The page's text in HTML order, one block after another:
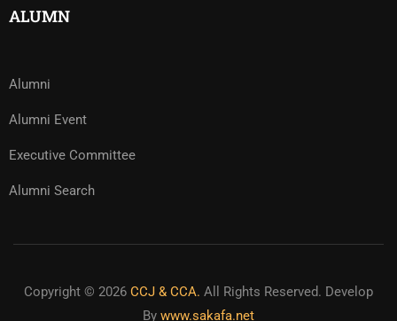
ALUMN
Alumni
Alumni Event
Executive Committee
Alumni Search
Copyright © 2026 CCJ & CCA. All Rights Reserved. Develop
By www.sakafa.net